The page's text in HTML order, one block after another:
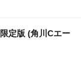
定版 (角川Cエー